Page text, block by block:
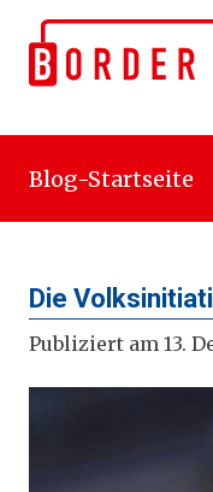
content
Blog-Startseite
Die
Publiziert am 13.